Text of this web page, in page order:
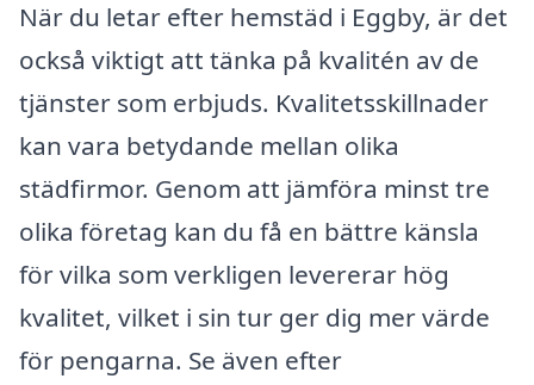
När du letar efter hemstäd i Eggby, är det
också viktigt att tänka på kvalitén av de
tjänster som erbjuds. Kvalitetsskillnader
kan vara betydande mellan olika
städfirmor. Genom att jämföra minst tre
olika företag kan du få en bättre känsla
för vilka som verkligen levererar hög
kvalitet, vilket i sin tur ger dig mer värde
för pengarna. Se även efter